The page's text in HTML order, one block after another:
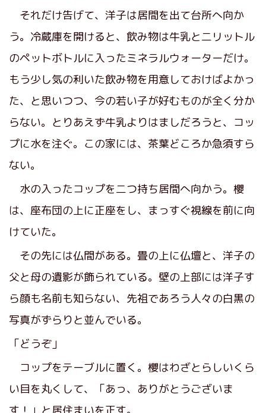
それだけ告げて、洋子は居間を出て台所へ向か
う。冷蔵庫を開けると、飲み物は牛乳と二リットル
のペットボトルに入ったミネラルウォーターだけ。
もう少し気の利いた飲み物を用意しておけばよかっ
た、と思いつつ、今の若い子が好むものが全く分か
らない。とりあえず牛乳よりはましだろうと、コッ
プに水を注ぐ。この家には、茶葉どころか急須すら
ない。
水の入ったコップを二つ持ち居間へ向かう。櫻
は、座布団の上に正座をし、まっすぐ視線を前に向
けていた。
その先には仏間がある。畳の上に仏壇と、洋子の
父と母の遺影が飾られている。壁の上部には洋子す
ら顔も名前も知らない、先祖であろう人々の白黒の
写真がずらりと並んでいる。
「どうぞ」
コップをテーブルに置く。櫻はわざとらしいくら
い目を丸くして、「あっ、ありがとうございま